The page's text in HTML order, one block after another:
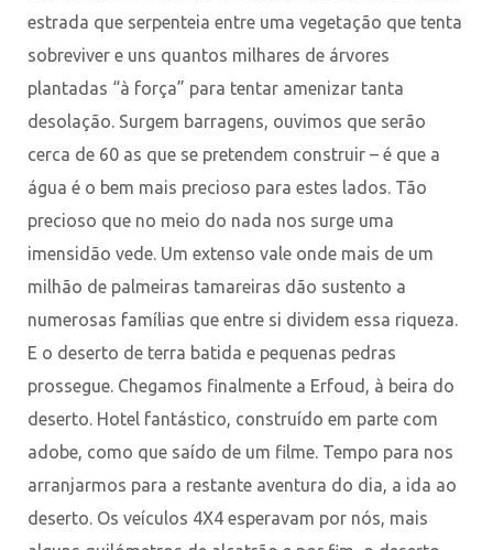
estrada que serpenteia entre uma vegetação que tenta
sobreviver e uns quantos milhares de árvores
plantadas “à força” para tentar amenizar tanta
desolação. Surgem barragens, ouvimos que serão
cerca de 60 as que se pretendem construir – é que a
água é o bem mais precioso para estes lados. Tão
precioso que no meio do nada nos surge uma
imensidão vede. Um extenso vale onde mais de um
milhão de palmeiras tamareiras dão sustento a
numerosas famílias que entre si dividem essa riqueza.
E o deserto de terra batida e pequenas pedras
prossegue. Chegamos finalmente a Erfoud, à beira do
deserto. Hotel fantástico, construído em parte com
adobe, como que saído de um filme. Tempo para nos
arranjarmos para a restante aventura do dia, a ida ao
deserto. Os veículos 4X4 esperavam por nós, mais